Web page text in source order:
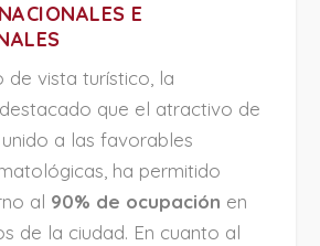
E
de vista turístico, la
que el atractivo de
a las favorables
ha permitido
al 90% de ocupación en
de la ciudad. En cuanto al